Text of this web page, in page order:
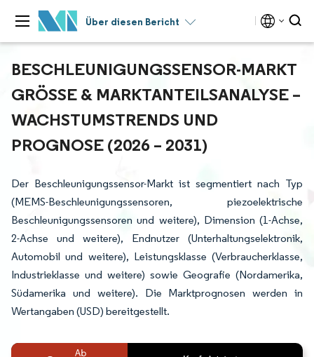
Über diesen Bericht
BESCHLEUNIGUNGSSENSOR-MARKT
GRÖSSE & MARKTANTEILSANALYSE – W
ACHSTUMSTRENDS UND P
ROGNOSE (2026 – 2031)
Der Beschleunigungssensor-Markt ist segmentiert nach Typ
(MEMS-Beschleunigungssensoren, piezoelektrische
Beschleunigungssensoren und weitere), Dimension (1-Achse,
2-Achse und weitere), Endnutzer (Unterhaltungselektronik,
Automobil und weitere), Leistungsklasse (Verbraucherklasse,
Industrieklasse und weitere) sowie Geografie (Nordamerika,
Südamerika und weitere). Die Marktprognosen werden in
Wertangaben (USD) bereitgestellt.